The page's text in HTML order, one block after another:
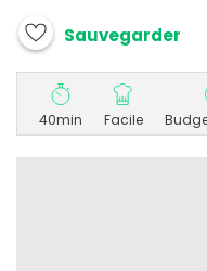
Sauvegarder
40min Facile